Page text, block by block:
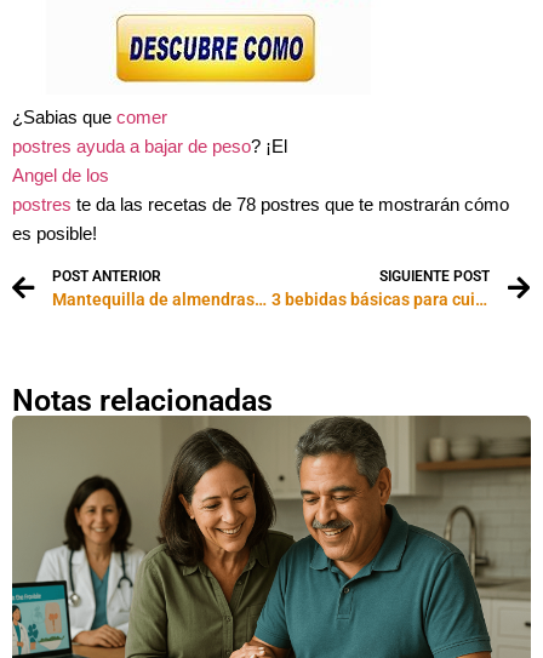
¿Sabias que comer
postres ayuda a bajar de peso? ¡El
Angel de los
postres te da las recetas de 78 postres que te mostrarán cómo
es posible!
POST ANTERIOR
Mantequilla de almendras: deliciosa y saludable
SIGUIENTE POST
3 bebidas básicas para cuidar la línea
Notas relacionadas